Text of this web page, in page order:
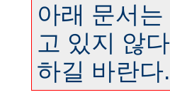
아래 문서
고 있지 않
하길 바란다.